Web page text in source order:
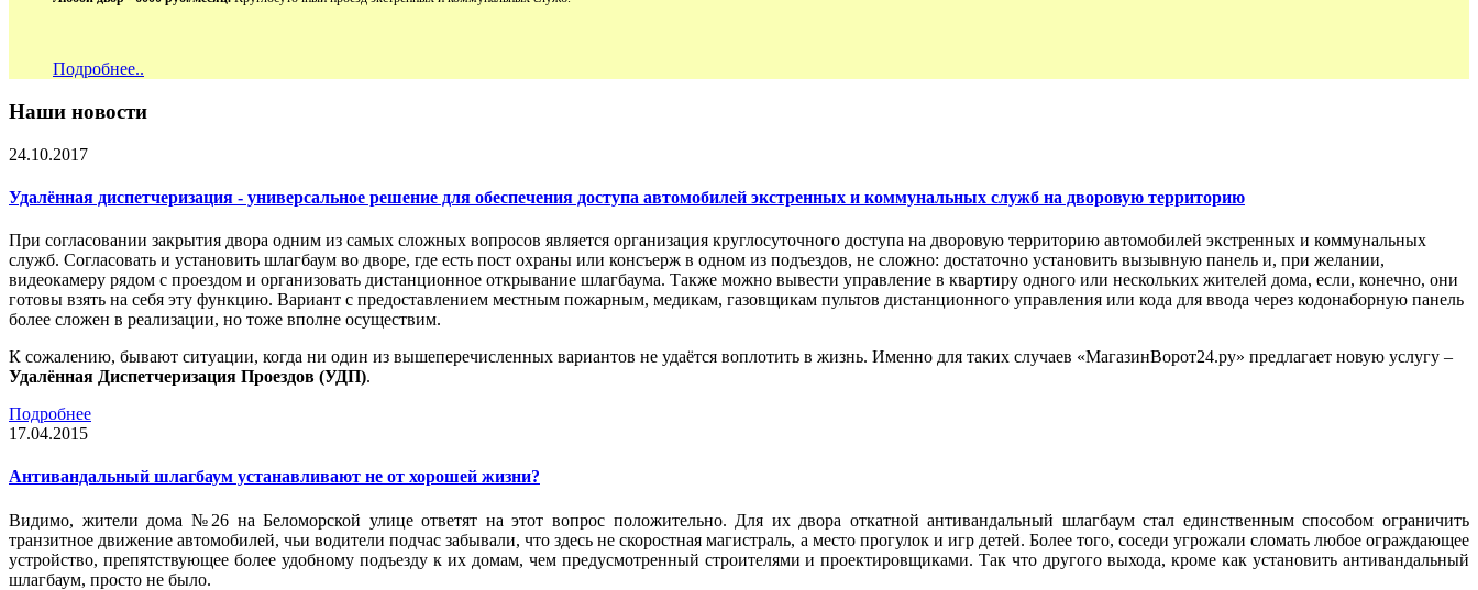
Подробнее..
Наши новости
24.10.2017
Удалённая диспетчеризация - универсальное решение для обеспечения доступа автомобилей экстренных и коммунальных служб на дворовую территорию
При согласовании закрытия двора одним из самых сложных вопросов является организация круглосуточного доступа на дворовую территорию автомобилей экстренных и коммунальных
служб. Согласовать и установить шлагбаум во дворе, где есть пост охраны или консъерж в одном из подъездов, не сложно: достаточно установить вызывную панель и, при желании,
видеокамеру рядом с проездом и организовать дистанционное открывание шлагбаума. Также можно вывести управление в квартиру одного или нескольких жителей дома, если, конечно, они
готовы взять на себя эту функцию. Вариант с предоставлением местным пожарным, медикам, газовщикам пультов дистанционного управления или кода для ввода через кодонаборную панель
более сложен в реализации, но тоже вполне осуществим.
К сожалению, бывают ситуации, когда ни один из вышеперечисленных вариантов не удаётся воплотить в жизнь. Именно для таких случаев «МагазинВорот24.ру» предлагает новую услугу –
Удалённая Диспетчеризация Проездов (УДП).
Подробнее
17.04.2015
Антивандальный шлагбаум устанавливают не от хорошей жизни?
Видимо, жители дома №26 на Беломорской улице ответят на этот вопрос положительно. Для их двора откатной антивандальный шлагбаум стал единственным способом ограничить
транзитное движение автомобилей, чьи водители подчас забывали, что здесь не скоростная магистраль, а место прогулок и игр детей. Более того, соседи угрожали сломать любое ограждающее
устройство, препятствующее более удобному подъезду к их домам, чем предусмотренный строителями и проектировщиками. Так что другого выхода, кроме как установить антивандальный
шлагбаум, просто не было.